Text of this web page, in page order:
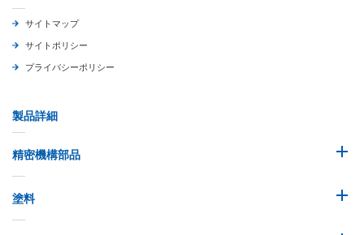
サイトマップ
サイトポリシー
プライバシーポリシー
製品詳細
精密機構部品
塗料